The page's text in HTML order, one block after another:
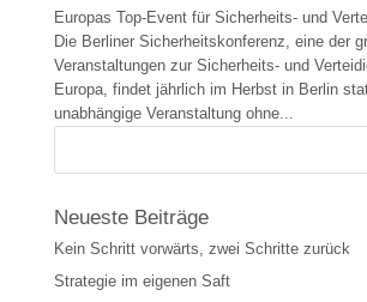
Europas Top-Event für Sicherheits- und
Die Berliner Sicherheitskonferenz, eine der
Veranstaltungen zur Sicherheits- und
Europa, findet jährlich im Herbst in Berlin
unabhängige Veranstaltung ohne...
Neueste Beiträge
Kein Schritt vorwärts, zwei Schritte zurück
Strategie im eigenen Saft